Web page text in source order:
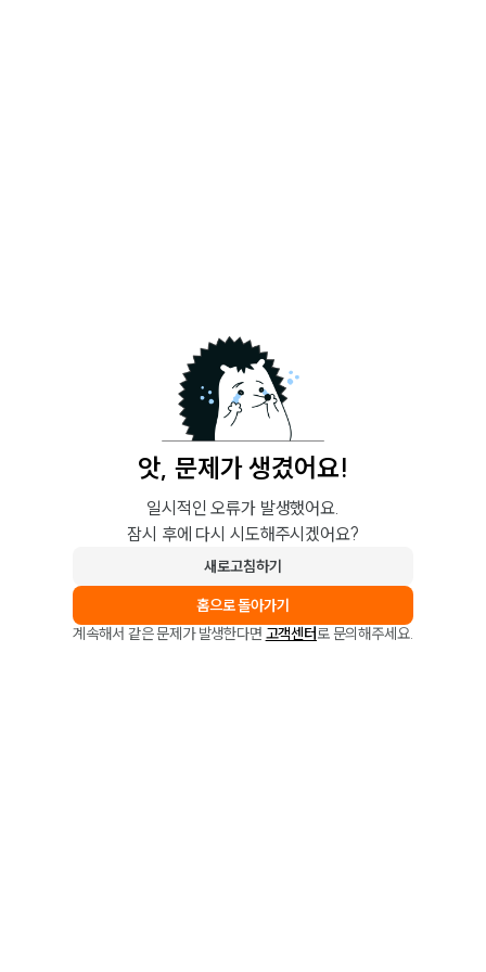
앗, 문제가 생겼어요!
일시적인 오류가 발생했어요.
잠시 후에 다시 시도해주시겠어요?
새로고침하기
홈으로 돌아가기
계속해서 같은 문제가 발생한다면 고객센터로 문의해주세요.